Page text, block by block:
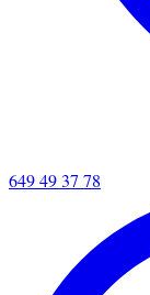
649 49 37 78